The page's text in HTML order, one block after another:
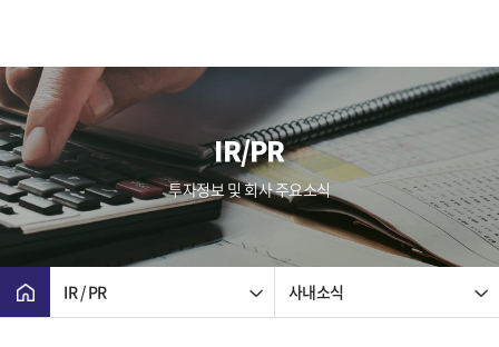
IR/PR
투자정보 및 회사 주요소식
IR / PR 사내소식